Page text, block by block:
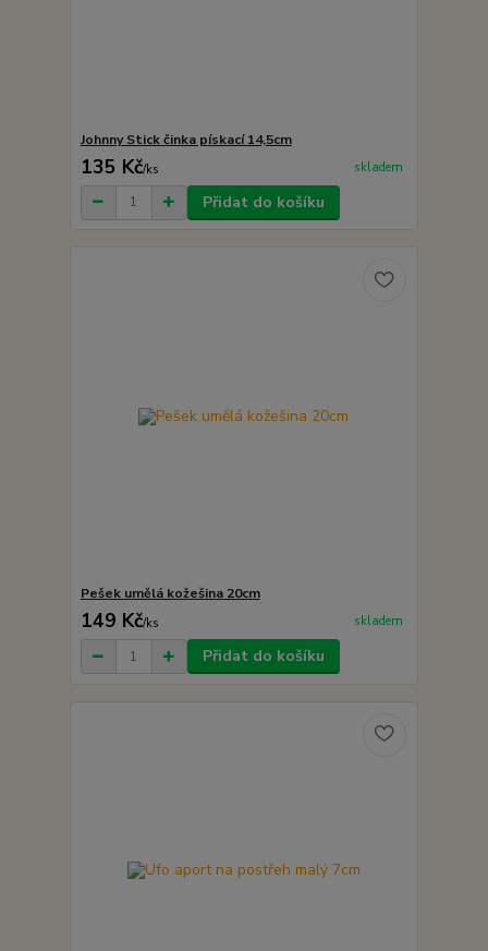
Johnny Stick činka pískací 14,5cm
135 Kč/ks skladem
Přidat do košíku
Pešek umělá kožešina 20cm
149 Kč/ks skladem
Přidat do košíku